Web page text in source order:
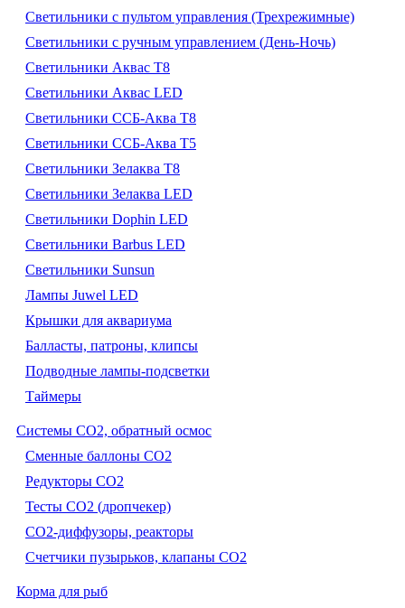
Светильники с пультом управления (Трехрежимные)
Светильники с ручным управлением (День-Ночь)
Светильники Аквас Т8
Светильники Аквас LED
Светильники ССБ-Аква Т8
Светильники ССБ-Аква Т5
Светильники Зелаква Т8
Светильники Зелаква LED
Светильники Dophin LED
Светильники Barbus LED
Светильники Sunsun
Лампы Juwel LED
Крышки для аквариума
Балласты, патроны, клипсы
Подводные лампы-подсветки
Таймеры
Системы CO2, обратный осмос
Сменные баллоны СО2
Редукторы СО2
Тесты CO2 (дропчекер)
СО2-диффузоры, реакторы
Счетчики пузырьков, клапаны СО2
Корма для рыб